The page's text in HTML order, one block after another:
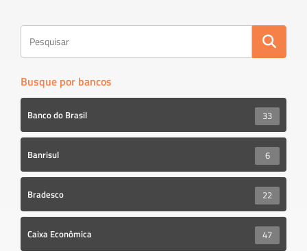
Busque por bancos
Banco do Brasil 33
Banrisul 6
Bradesco 22
Caixa Econômica 47